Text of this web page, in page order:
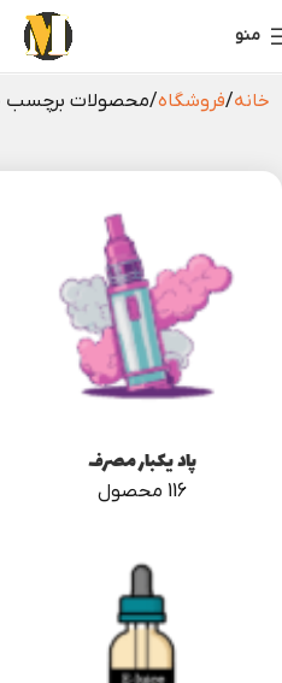
منو
خانه فروشگاه محصولات برچسب
پاد یکبار مصرف
116 محصول